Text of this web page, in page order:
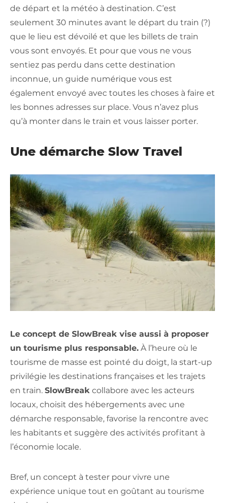
de départ et la météo à destination. C’est
seulement 30 minutes avant le départ du train (?)
que le lieu est dévoilé et que les billets de train
vous sont envoyés. Et pour que vous ne vous
sentiez pas perdu dans cette destination
inconnue, un guide numérique vous est
également envoyé avec toutes les choses à faire et
les bonnes adresses sur place. Vous n’avez plus
qu’à monter dans le train et vous laisser porter.
Une démarche Slow Travel
Le concept de SlowBreak vise aussi à proposer
un tourisme plus responsable. À l’heure où le
tourisme de masse est pointé du doigt, la start-up
privilégie les destinations françaises et les trajets
en train. SlowBreak collabore avec les acteurs
locaux, choisit des hébergements avec une
démarche responsable, favorise la rencontre avec
les habitants et suggère des activités profitant à
l’économie locale.
Bref, un concept à tester pour vivre une
expérience unique tout en goûtant au tourisme